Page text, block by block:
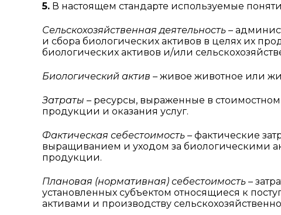
5. В настоящем стандарте используемые
Сельскохозяйственная деятельность –
и сбора биологических активов в целях их
биологических активов и/или
Биологический актив – живое животное или
Затраты – ресурсы, выраженные в
продукции и оказания услуг.
Фактическая себестоимость – фактические
выращиванием и уходом за биологическими
продукции.
Плановая (нормативная) себестоимость –
установленных субъектом относящиеся к
активами и производству